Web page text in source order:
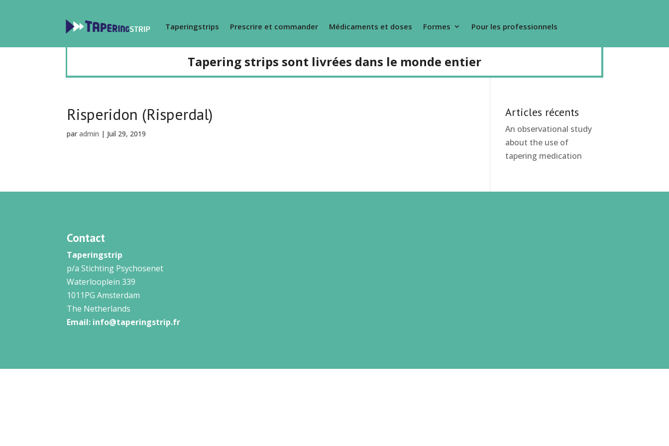
Taperingstrips Prescrire et commander Médicaments et doses Formes Pour les professionnels
Tapering strips sont livrées dans le monde entier
Risperidon (Risperdal)
paradmin | Juil 29, 2019
Articles récents
An observational study
about the use of
tapering medication
Contact
Taperingstrip
p/a Stichting Psychosenet
Waterlooplein 339
1011PG Amsterdam
The Netherlands
Email: info@taperingstrip.fr